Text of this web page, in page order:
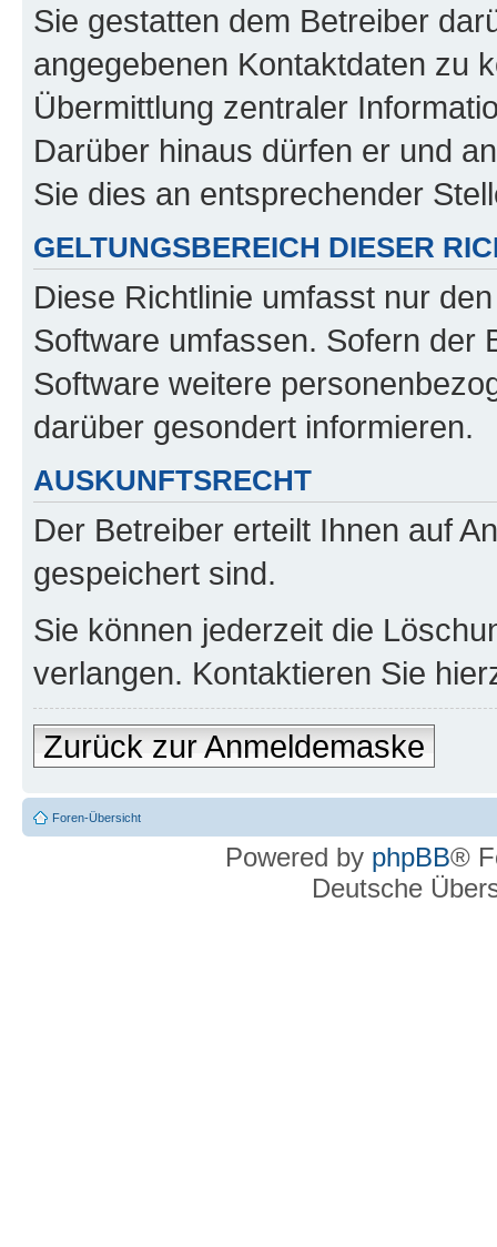
Sie gestatten dem Betreiber
angegebenen Kontaktdaten zu
Übermittlung zentraler
Darüber hinaus dürfen er und
Sie dies an entsprechender
GELTUNGSBEREICH DIESER
Diese Richtlinie umfasst nur
Software umfassen. Sofern der
Software weitere
darüber gesondert informieren.
AUSKUNFTSRECHT
Der Betreiber erteilt Ihnen auf
gespeichert sind.
Sie können jederzeit die
verlangen. Kontaktieren Sie
Zurück zur Anmeldemaske
Foren-Übersicht
Powered by phpBB®
Deutsche